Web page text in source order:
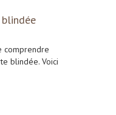
blindée
comprendre
blindée. Voici